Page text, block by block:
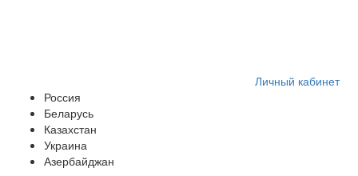
Личный кабинет
Россия
Беларусь
Казахстан
Украина
Азербайджан